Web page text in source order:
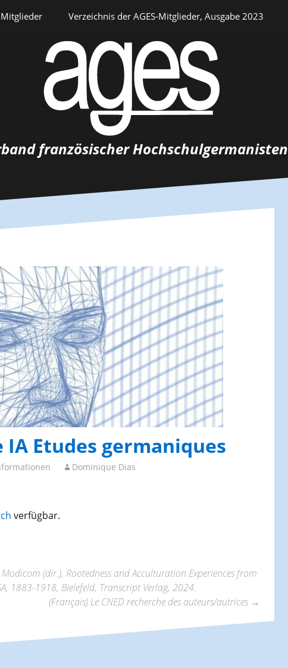
Auswahlverfahren
Mitglieder
Persönlicher Bereich
Verzeichnis der AGES-Mitglieder, Ausgabe 2023
französischer Hochschulgermanisten
IA Etudes germaniques
Dominique Dias
verfügbar.
(dir.), Rootedness and Acculturation Experiences from
1883-1918, Bielefeld, Transcript Verlag, 2024.
(Français) Le CNED recherche des auteurs/autrices →